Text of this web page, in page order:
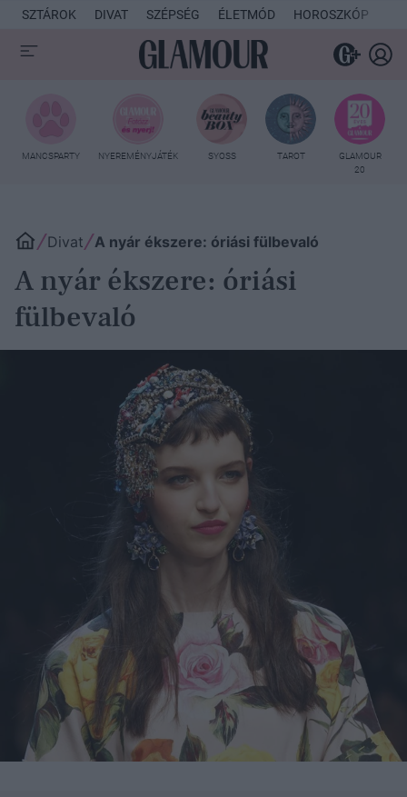
SZTÁROK DIVAT SZÉPSÉG ÉLETMÓD HOROSZKÓP
MANCSPARTY NYEREMÉNYJÁTÉK SYOSS TAROT
GLAMOUR
20
Divat A nyár ékszere: óriási fülbevaló
A nyár ékszere: óriási
fülbevaló